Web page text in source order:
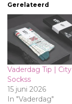
Gerelateerd
Vaderdag Tip | City
Sockss
15 juni 2026
In "Vaderdag"